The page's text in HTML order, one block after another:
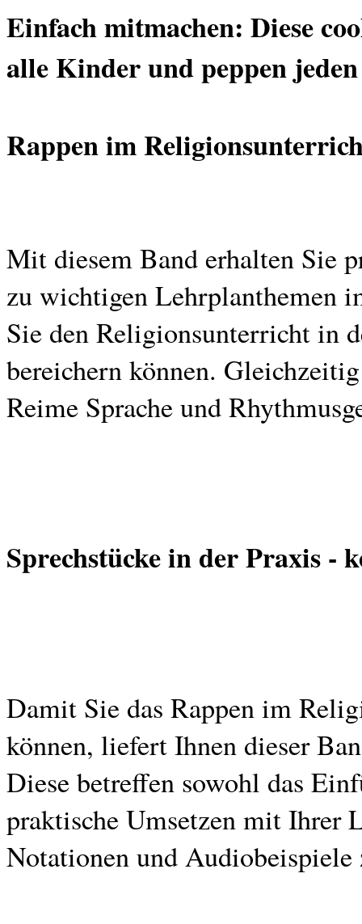
Einfach mitmachen: Diese
alle Kinder und peppen
Rappen im
Mit diesem Band erhalten Sie
zu wichtigen Lehrplanthemen
Sie den Religionsunterricht in
bereichern können.
Reime Sprache und
Sprechstücke in der Praxis -
Damit Sie das Rappen im
können, liefert Ihnen dieser
Diese betreffen sowohl das
praktische Umsetzen mit Ihrer
Notationen und Audiobeispiele